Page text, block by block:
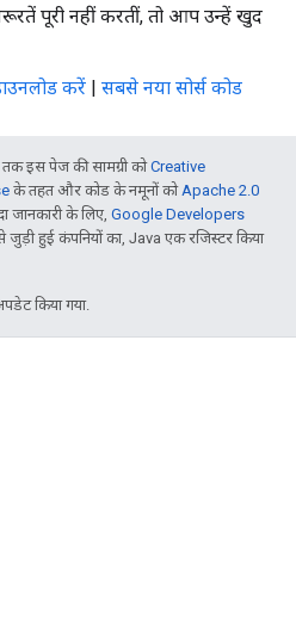
पूरी नहीं करतीं, तो आप उन्हें खुद
करें | सबसे नया सोर्स कोड
इस पेज की सामग्री कोCreative
के तहत और कोड के नमूनों कोApache 2.0
जानकारी के लिए, Google Developers
हुई कंपनियों का, Java एक रजिस्टर किया
किया गया.